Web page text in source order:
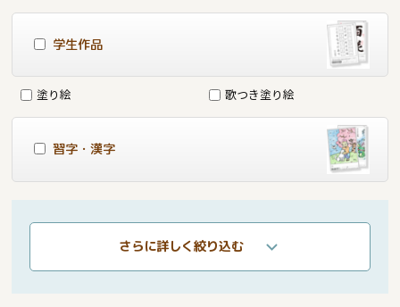
学生作品
塗り絵 歌つき塗り絵
習字・漢字
さらに詳しく絞り込む